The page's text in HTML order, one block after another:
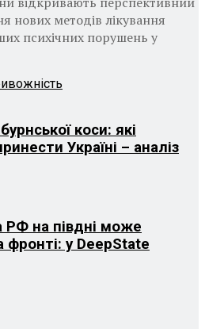
нових методів лікування
психічних порушень у
коси: які
Україні – аналіз
РФ на півдні може
фронті: у DeepState